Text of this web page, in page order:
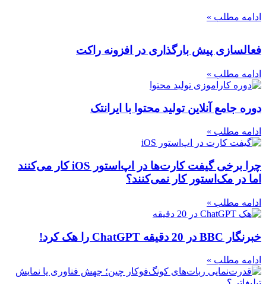
ادامه مطلب »
فعالسازی پیش بارگذاری در افزونه راکت
ادامه مطلب »
دوره جامع آنلاین تولید محتوا با ایرانتک
ادامه مطلب »
چرا برخی گیفت کارت‌ها در اپ‌استور iOS کار می‌کنند
اما در مک‌استور کار نمی‌کنند؟
ادامه مطلب »
خبرنگار BBC در 20 دقیقه ChatGPT را هک کرد!
ادامه مطلب »